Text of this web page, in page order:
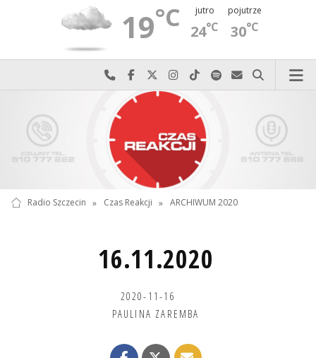
19°C jutro
24°C
pojutrze
30°C
Najlepiej po prostu do nas zadzwoń
Odwiedź nas na Facebook-u
Odwiedź nas na X
Odwiedź nas na Instagram-ie
Odwiedź nas na TikTok-u
Szukaj nas na Spotify
Wyślij do nas
Szukaj
Radio Szczecin » Czas Reakcji » ARCHIWUM 2020
16.11.2020
2020-11-16
PAULINA ZAREMBA